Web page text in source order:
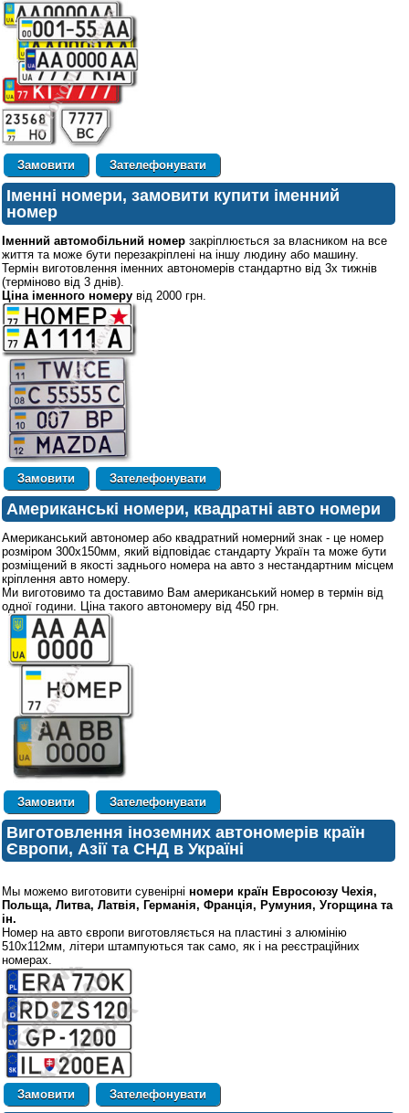
Зателефонувати
Іменні номери, замовити купити іменний
номер
Іменний автомобільний номер закріплюється за власником на все
життя та може бути перезакріплені на іншу людину або машину.
Термін виготовлення іменних автономерів стандартно від 3х тижнів
(терміново від 3 днів).
Ціна іменного номеру від 2000 грн.
Зателефонувати
Американські номери, квадратні авто номери
Американський автономер або квадратний номерний знак - це номер
розміром 300х150мм, який відповідає стандарту Україн та може бути
розміщений в якості заднього номера на авто з нестандартним місцем
кріплення авто номеру.
Ми виготовимо та доставимо Вам американський номер в термін від
одної години. Ціна такого автономеру від 450 грн.
Зателефонувати
Виготовлення іноземних автономерів країн
Європи, Азії та СНД в Україні
Мы можемо виготовити сувенірні номери країн Евросоюзу Чехія,
Польща, Литва, Латвія, Германія, Франція, Румуния, Угорщина та
ін.
Номер на авто європи виготовляється на пластині з алюмінію
510х112мм, літери штампуються так само, як і на реєстраційних
номерах.
Зателефонувати